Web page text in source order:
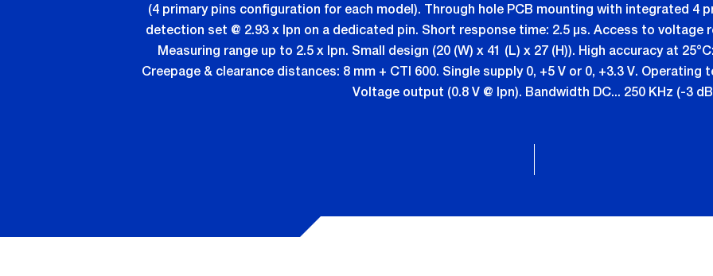
(4 primary pins configuration for each model). Through hole PCB mounting with integrated 4
detection set @ 2.93 x Ipn on a dedicated pin. Short response time: 2.5 µs. Access to
Measuring range up to 2.5 x Ipn. Small design (20 (W) x 41 (L) x 27 (H)). High accuracy at
Creepage & clearance distances: 8 mm + CTI 600. Single supply 0, +5 V or 0, +3.3 V. Operating
Voltage output (0.8 V @ Ipn). Bandwidth DC... 250 KHz (-3